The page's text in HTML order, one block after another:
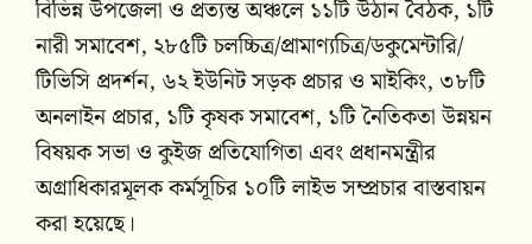
বিভিন্ন উপজেলা ও প্রত্যন্ত অঞ্চলে ১১টি উঠান বৈঠক, ১টি
নারী সমাবেশ, ২৮৫টি চলচ্চিত্র/প্রামাণ্যচিত্র/ডকুমেন্টারি/
টিভিসি প্রদর্শন, ৬২ ইউনিট সড়ক প্রচার ও মাইকিং, ৩৮টি
অনলাইন প্রচার, ১টি কৃষক সমাবেশ, ১টি নৈতিকতা উন্নয়ন
বিষয়ক সভা ও কুইজ প্রতিযোগিতা এবং প্রধানমন্ত্রীর
অগ্রাধিকারমূলক কর্মসূচির ১০টি লাইভ সম্প্রচার বাস্তবায়ন
করা হয়েছে।